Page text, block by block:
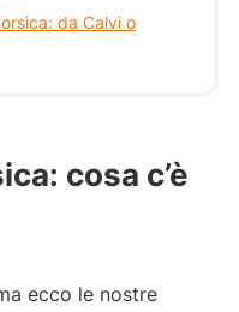
da Calvi o
cosa c’è
ecco le nostre